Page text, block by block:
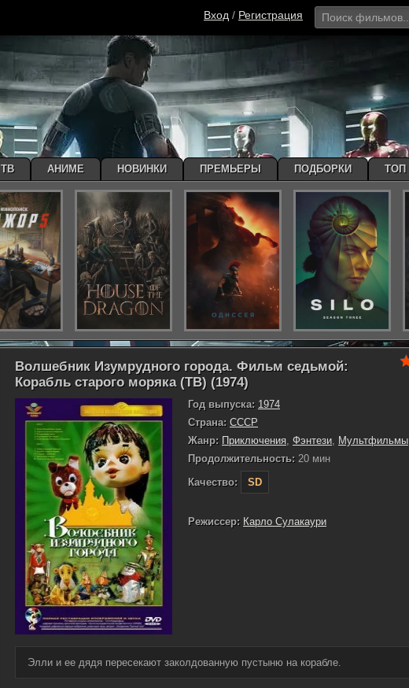
Вход / Регистрация
Волшебник Изумрудного города. Фильм седьмой:
Корабль старого моряка (ТВ) (1974)
Год выпуска: 1974
Страна: СССР
Жанр: Приключения, Фэнтези, Мультфильмы
Продолжительность: 20 мин
Качество:
SD
Режиссер: Карло Сулакаури
Элли и ее дядя пересекают заколдованную пустыню на корабле.
ТВ АНИМЕ НОВИНКИ ПРЕМЬЕРЫ ПОДБОРКИ ТОП